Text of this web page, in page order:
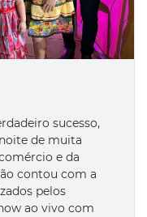
sucesso,
de muita
e da
contou com a
pelos
ao vivo com